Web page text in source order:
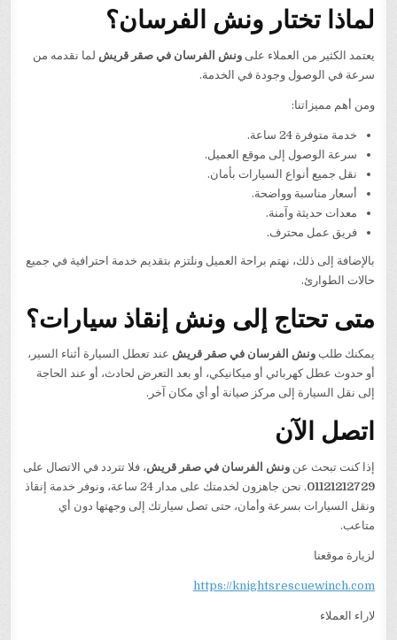
لماذا تختار ونش الفرسان؟
يعتمد الكثير من العملاء علىونش الفرسان في صقر قريش لما نقدمه من
سرعة في الوصول وجودة في الخدمة.
ومن أهم مميزاتنا:
خدمة متوفرة 24 ساعة.
سرعة الوصول إلى موقع العميل.
نقل جميع أنواع السيارات بأمان.
أسعار مناسبة وواضحة.
معدات حديثة وآمنة.
فريق عمل محترف.
بالإضافة إلى ذلك، نهتم براحة العميل ونلتزم بتقديم خدمة احترافية في جميع
حالات الطوارئ.
متى تحتاج إلى ونش إنقاذ سيارات؟
يمكنك طلبونش الفرسان في صقر قريش عند تعطل السيارة أثناء السير،
أو حدوث عطل كهربائي أو ميكانيكي، أو بعد التعرض لحادث، أو عند الحاجة
إلى نقل السيارة إلى مركز صيانة أو أي مكان آخر.
اتصل الآن
إذا كنت تبحث عنونش الفرسان في صقر قريش، فلا تتردد في الاتصال على
01121212729
. نحن جاهزون لخدمتك على مدار 24 ساعة، ونوفر خدمة إنقاذ
ونقل السيارات بسرعة وأمان، حتى تصل سيارتك إلى وجهتها دون أي
متاعب.
لزيارة موقعنا
https://knightsrescuewinch.com
لاراء العملاء